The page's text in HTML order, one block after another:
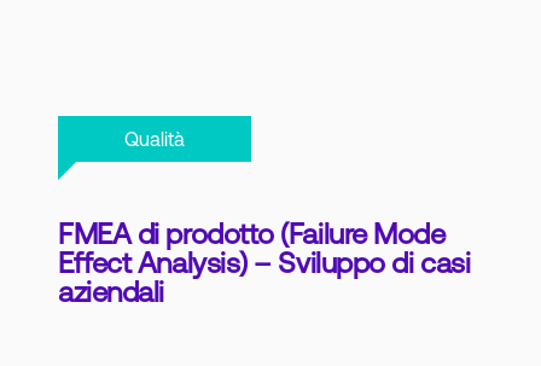
Qualità
FMEA di prodotto (Failure Mode
Effect Analysis) – Sviluppo di casi
aziendali